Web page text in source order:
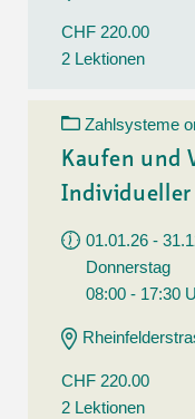
CHF 220.00
2 Lektionen
Zahlsysteme
Kaufen und
Individueller
01.01.26 -
Donnerstag
08:00 - 17:30
CHF 220.00
2 Lektionen